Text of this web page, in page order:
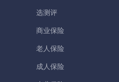
选测评
商业保险
老人保险
成人保险